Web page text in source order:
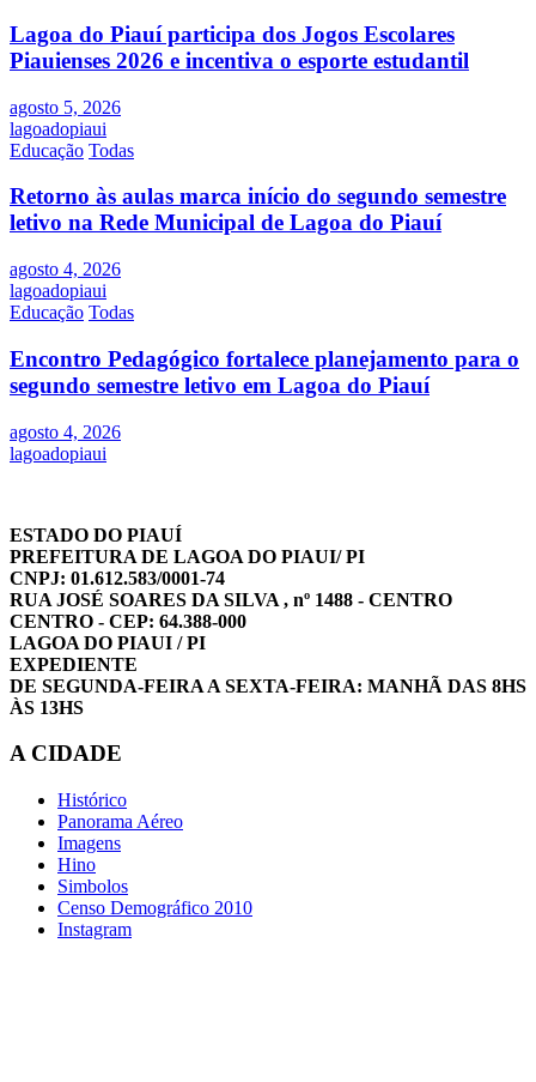
Lagoa do Piauí participa dos Jogos Escolares
Piauienses 2026 e incentiva o esporte estudantil
agosto 5, 2026
lagoadopiaui
Educação Todas
Retorno às aulas marca início do segundo semestre
letivo na Rede Municipal de Lagoa do Piauí
agosto 4, 2026
lagoadopiaui
Educação Todas
Encontro Pedagógico fortalece planejamento para o
segundo semestre letivo em Lagoa do Piauí
agosto 4, 2026
lagoadopiaui
ESTADO DO PIAUÍ
PREFEITURA DE LAGOA DO PIAUI/ PI
CNPJ: 01.612.583/0001-74
RUA JOSÉ SOARES DA SILVA , nº 1488 - CENTRO
CENTRO - CEP: 64.388-000
LAGOA DO PIAUI / PI
EXPEDIENTE
DE SEGUNDA-FEIRA A SEXTA-FEIRA: MANHÃ DAS 8HS
ÀS 13HS
A CIDADE
Histórico
Panorama Aéreo
Imagens
Hino
Simbolos
Censo Demográfico 2010
Instagram